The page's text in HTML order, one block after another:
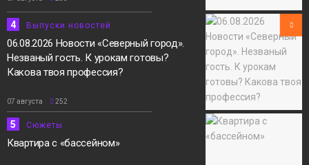
4 Выпуски новостей
06.08.2026 Новости «Северный город».
Незваный гость. К урокам готовы?
Какова твоя профессия?
07 августа 252
5 Сюжеты
Квартира с «бассейном»